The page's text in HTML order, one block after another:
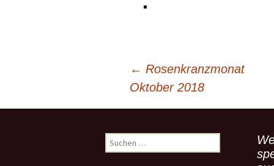
18.00
Beitragsnavigation
← Rosenkranzmonat
Oktober 2018
u